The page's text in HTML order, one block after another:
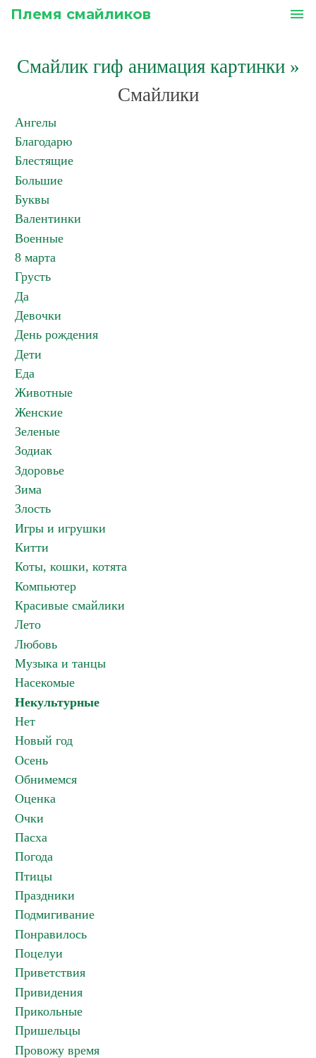
Племя смайликов menu
Смайлик гиф анимация картинки»
Смайлики
Ангелы
Благодарю
Блестящие
Большие
Буквы
Валентинки
Военные
8 марта
Грусть
Да
Девочки
День рождения
Дети
Еда
Животные
Женские
Зеленые
Зодиак
Здоровье
Зима
Злость
Игры и игрушки
Китти
Коты, кошки, котята
Компьютер
Красивые смайлики
Лето
Любовь
Музыка и танцы
Насекомые
Некультурные
Нет
Новый год
Осень
Обнимемся
Оценка
Очки
Пасха
Погода
Птицы
Праздники
Подмигивание
Понравилось
Поцелуи
Приветствия
Привидения
Прикольные
Пришельцы
Провожу время